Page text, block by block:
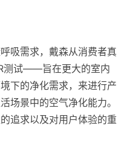
吸需求，戴森从消费者真
测试——旨在更大的室内
下的净化需求，来进行产
场景中的空气净化能力。
追求以及对用户体验的重